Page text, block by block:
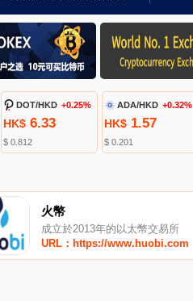
DOT/HKD +0.25%
HK$6.33
$ 0.812
ADA/HKD +0.32%
HK$1.57
$ 0.201
火幣
成立於2013年的以太幣交易所
URL：https://www.huobi.com